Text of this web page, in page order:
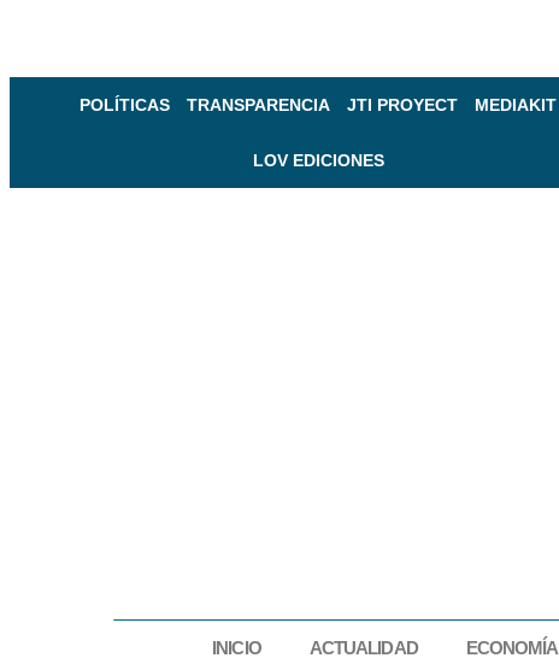
POLÍTICAS TRANSPARENCIA JTI PROYECT MEDIAKIT
LOV EDICIONES
INICIO ACTUALIDAD ECONOMÍA